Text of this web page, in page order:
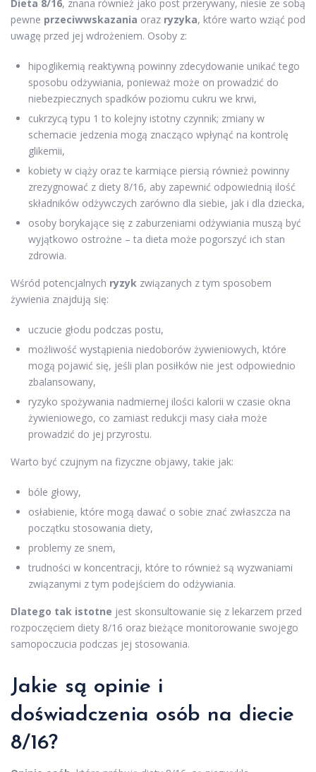
Dieta 8/16, znana również jako post przerywany, niesie ze sobą
pewne przeciwwskazania oraz ryzyka, które warto wziąć pod
uwagę przed jej wdrożeniem. Osoby z:
hipoglikemią reaktywną powinny zdecydowanie unikać tego
sposobu odżywiania, ponieważ może on prowadzić do
niebezpiecznych spadków poziomu cukru we krwi,
cukrzycą typu 1 to kolejny istotny czynnik; zmiany w
schemacie jedzenia mogą znacząco wpłynąć na kontrolę
glikemii,
kobiety w ciąży oraz te karmiące piersią również powinny
zrezygnować z diety 8/16, aby zapewnić odpowiednią ilość
składników odżywczych zarówno dla siebie, jak i dla dziecka,
osoby borykające się z zaburzeniami odżywiania muszą być
wyjątkowo ostrożne – ta dieta może pogorszyć ich stan
zdrowia.
Wśród potencjalnych ryzyk związanych z tym sposobem
żywienia znajdują się:
uczucie głodu podczas postu,
możliwość wystąpienia niedoborów żywieniowych, które
mogą pojawić się, jeśli plan posiłków nie jest odpowiednio
zbalansowany,
ryzyko spożywania nadmiernej ilości kalorii w czasie okna
żywieniowego, co zamiast redukcji masy ciała może
prowadzić do jej przyrostu.
Warto być czujnym na fizyczne objawy, takie jak:
bóle głowy,
osłabienie, które mogą dawać o sobie znać zwłaszcza na
początku stosowania diety,
problemy ze snem,
trudności w koncentracji, które to również są wyzwaniami
związanymi z tym podejściem do odżywiania.
Dlatego tak istotne jest skonsultowanie się z lekarzem przed
rozpoczęciem diety 8/16 oraz bieżące monitorowanie swojego
samopoczucia podczas jej stosowania.
Jakie są opinie i
doświadczenia osób na diecie
8/16?